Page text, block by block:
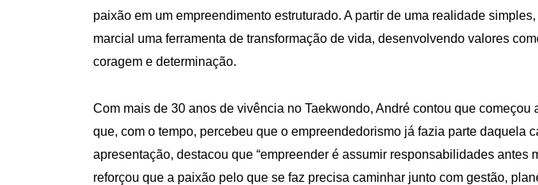
paixão em um empreendimento estruturado. A partir de uma realidade
marcial uma ferramenta de transformação de vida, desenvolvendo valores
coragem e determinação.
Com mais de 30 anos de vivência no Taekwondo, André contou que começou
que, com o tempo, percebeu que o empreendedorismo já fazia parte daquela
apresentação, destacou que “empreender é assumir responsabilidades antes
reforçou que a paixão pelo que se faz precisa caminhar junto com gestão,